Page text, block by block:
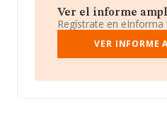
Ver el informe
Regístrate en
VER INFORME